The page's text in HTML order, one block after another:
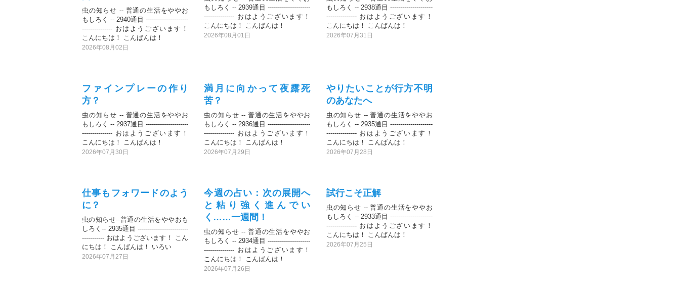
虫の知らせ -- 普通の生活をややお
もしろく -- 2940通目 ---------------------
--------------- おはようございます！
こんにちは！ こんばんは！
2026年08月02日
もしろく -- 2939通目 ---------------------
--------------- おはようございます！
こんにちは！ こんばんは！
2026年08月01日
もしろく -- 2938通目 ---------------------
--------------- おはようございます！
こんにちは！ こんばんは！
2026年07月31日
ファインプレーの作り
方？
虫の知らせ -- 普通の生活をややお
もしろく -- 2937通目 ---------------------
--------------- おはようございます！
こんにちは！ こんばんは！
2026年07月30日
満月に向かって夜露死
苦？
虫の知らせ -- 普通の生活をややお
もしろく -- 2936通目 ---------------------
--------------- おはようございます！
こんにちは！ こんばんは！
2026年07月29日
やりたいことが行方不明
のあなたへ
虫の知らせ -- 普通の生活をややお
もしろく -- 2935通目 ---------------------
--------------- おはようございます！
こんにちは！ こんばんは！
2026年07月28日
仕事もフォワードのよう
に？
虫の知らせ--普通の生活をややおも
しろく-- 2935通目 -------------------------
----------- おはようございます！ こん
にちは！ こんばんは！ いろい
2026年07月27日
今週の占い：次の展開へ
と粘り強く進んでい
く……一週間！
虫の知らせ -- 普通の生活をややお
もしろく -- 2934通目 ---------------------
--------------- おはようございます！
こんにちは！ こんばんは！
2026年07月26日
試行こそ正解
虫の知らせ -- 普通の生活をややお
もしろく -- 2933通目 ---------------------
--------------- おはようございます！
こんにちは！ こんばんは！
2026年07月25日